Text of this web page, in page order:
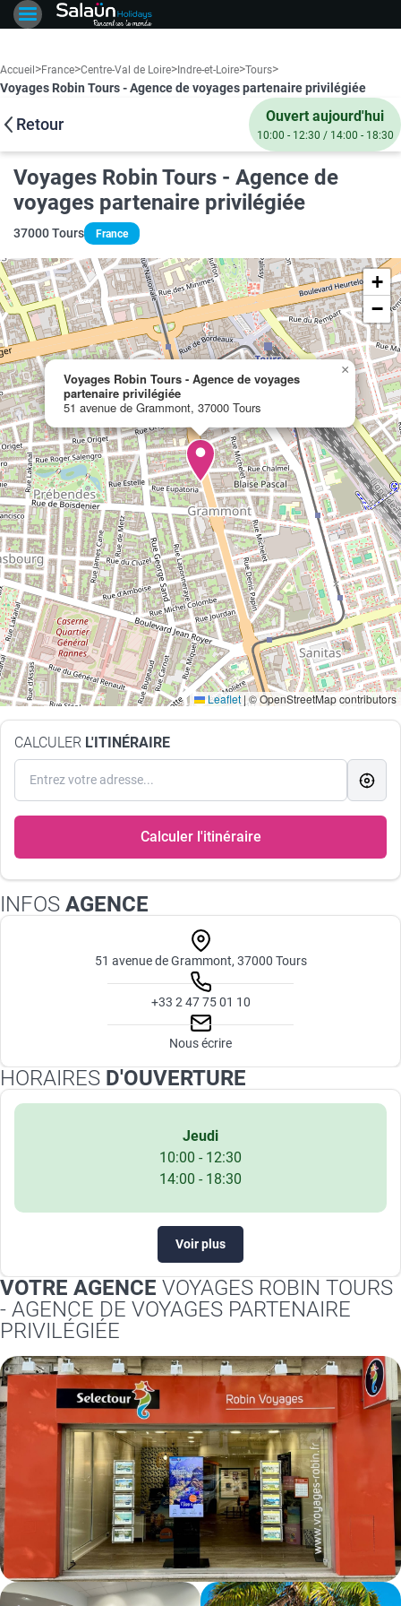
Accueil >France>Centre-Val de Loire> Indre-et-Loire>Tours>
Voyages Robin Tours - Agence de voyages partenaire privilégiée
Retour Ouvert aujourd'hui
10:00 - 12:30 / 14:00 - 18:30
Voyages Robin Tours - Agence de
voyages partenaire privilégiée
37000 Tours France
Voyages Robin Tours - Agence de voyages
partenaire privilégiée
51 avenue de Grammont, 37000 Tours
×
+
−
Leaflet | © OpenStreetMap contributors
CALCULER L'ITINÉRAIRE
Calculer l'itinéraire
INFOS AGENCE
51 avenue de Grammont, 37000 Tours
+33 2 47 75 01 10
Nous écrire
HORAIRES D'OUVERTURE
Jeudi
10:00 - 12:30
14:00 - 18:30
Voir plus
VOTRE AGENCE VOYAGES ROBIN TOURS
- AGENCE DE VOYAGES PARTENAIRE
PRIVILÉGIÉE